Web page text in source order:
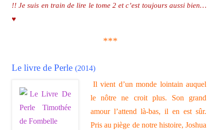
!! Je suis en train de lire le tome 2 et c’est toujours aussi bien…
♥
***
Le livre de Perle (2014)
Il vient d’un monde lointain auquel
le nôtre ne croit plus. Son grand
amour l’attend là-bas, il en est sûr.
Pris au piège de notre histoire, Joshua